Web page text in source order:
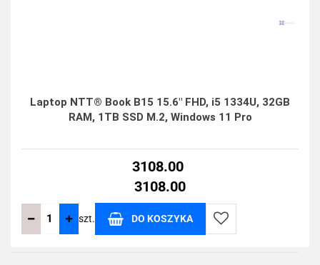
Laptop NTT® Book B15 15.6" FHD, i5 1334U, 32GB
RAM, 1TB SSD M.2, Windows 11 Pro
3108.00
3108.00
szt. DO KOSZYKA
Do